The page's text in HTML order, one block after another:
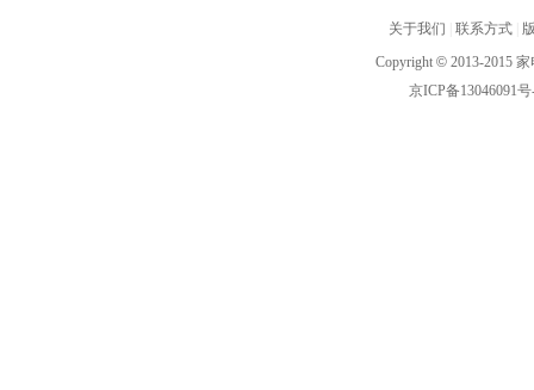
关于我们 联系方式
Copyright © 2013-2015
京ICP备13046091号